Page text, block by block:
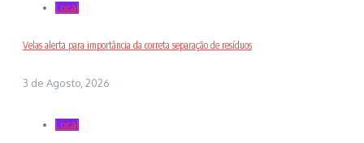
Local
Velas alerta para importância da correta separação de resíduos
3 de Agosto, 2026
Local